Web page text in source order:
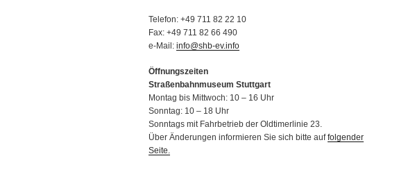
Telefon: +49 711 82 22 10
Fax: +49 711 82 66 490
e-Mail: info@shb-ev.info
Öffnungszeiten
Straßenbahnmuseum Stuttgart
Montag bis Mittwoch: 10 – 16 Uhr
Sonntag: 10 – 18 Uhr
Sonntags mit Fahrbetrieb der Oldtimerlinie 23.
Über Änderungen informieren Sie sich bitte auffolgender
Seite.